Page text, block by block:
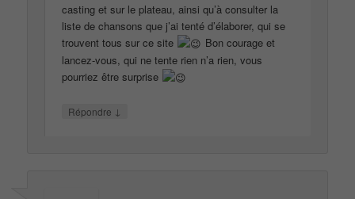
casting et sur le plateau, ainsi qu’à consulter la
liste de chansons que j’ai tenté d’élaborer, qui se
trouvent tous sur ce site
Bon courage et
lancez-vous, qui ne tente rien n’a rien, vous
pourriez être surprise
Répondre ↓